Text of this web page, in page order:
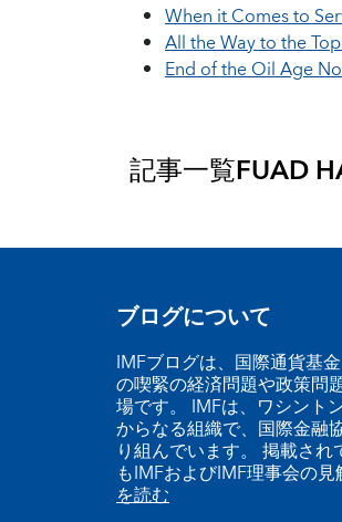
When it Comes to
All the Way to the
End of the Oil Age
記事一覧FUAD
ブログについて
IMFブログは、国際通貨基
の喫緊の経済問題や政策問
場です。 IMFは、ワシント
からなる組織で、国際金融
り組んでいます。 掲載さ
もIMFおよびIMF理事会の
を読む